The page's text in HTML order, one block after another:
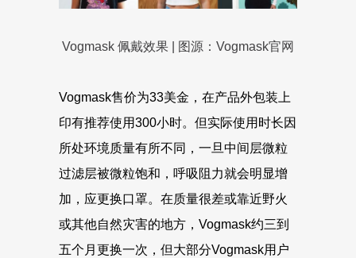
Vogmask 佩戴效果 | 图源：Vogmask官网
Vogmask售价为33美金，在产品外包装上
印有推荐使用300小时。但实际使用时长因
所处环境质量有所不同，一旦中间层微粒
过滤层被微粒饱和，呼吸阻力就会明显增
加，应更换口罩。在质量很差或靠近野火
或其他自然灾害的地方，Vogmask约三到
五个月更换一次，但大部分Vogmask用户